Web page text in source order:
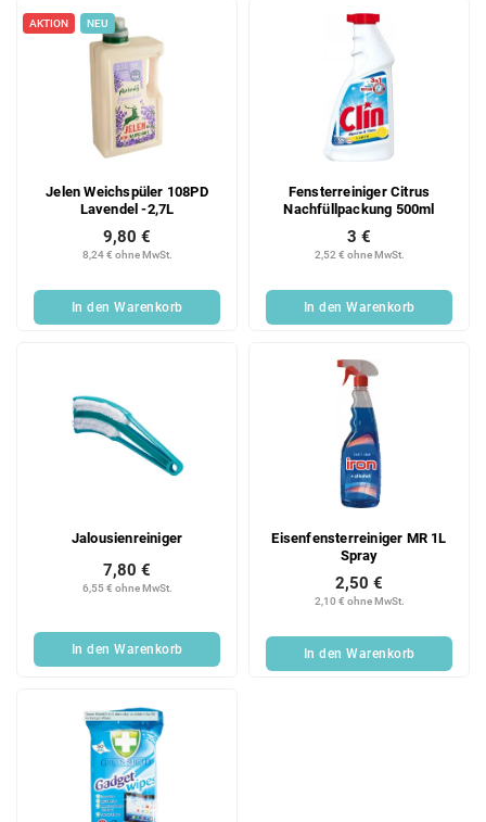
AKTION NEU
Jelen Weichspüler 108PD
Lavendel -2,7L
8,24 € ohne MwSt.
9,80 €
In den Warenkorb
Fensterreiniger Citrus
Nachfüllpackung 500ml
2,52 € ohne MwSt.
3 €
In den Warenkorb
Jalousienreiniger
6,55 € ohne MwSt.
7,80 €
In den Warenkorb
Eisenfensterreiniger MR 1L
Spray
2,10 € ohne MwSt.
2,50 €
In den Warenkorb